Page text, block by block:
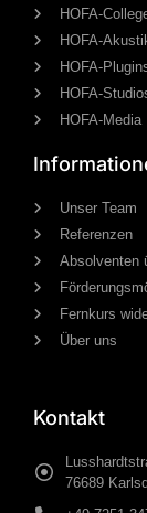
HOFA-
HOFA-
HOFA-
HOFA-
HOFA-Media
Unser Team
Referenzen
Absolventen
Fernkurs
Über uns
Kontakt
76689